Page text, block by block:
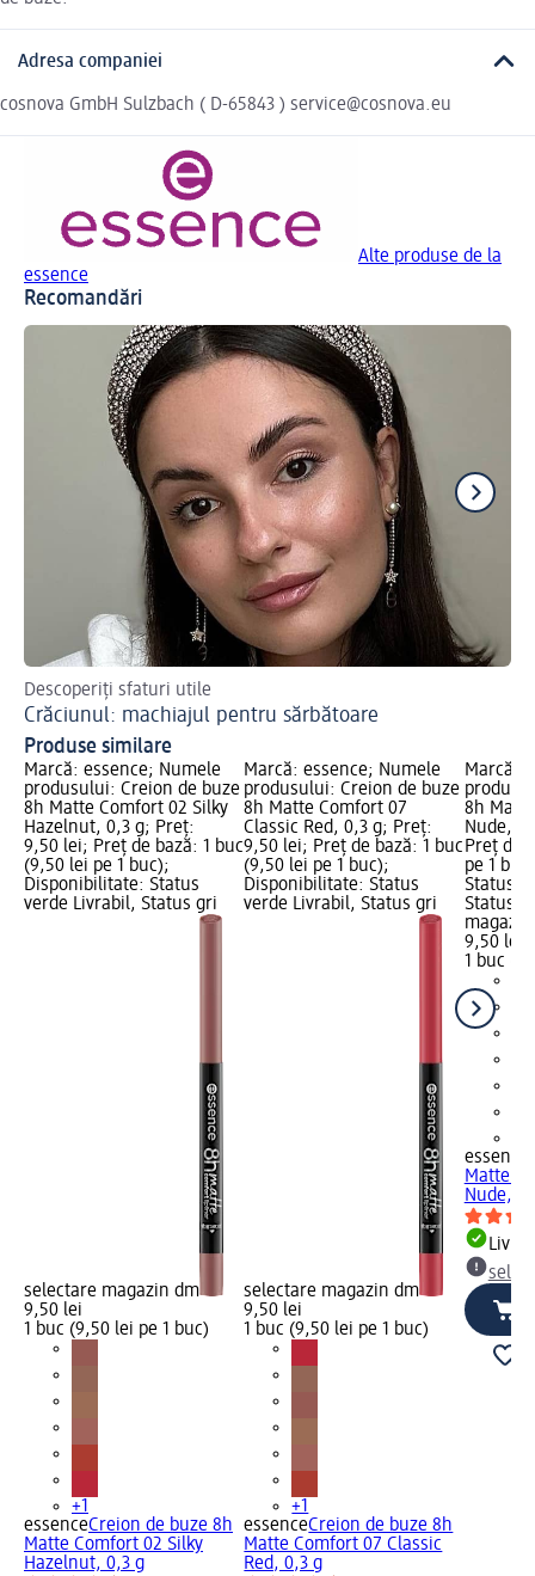
Adresa companiei
cosnova GmbH Sulzbach ( D-65843 ) service@cosnova.eu
Alte produse de la
essence
Recomandări
Descoperiți sfaturi utile
Crăciunul: machiajul pentru sărbătoare
Produse similare
Marcă: essence; Numele
produsului: Creion de buze
8h Matte Comfort 02 Silky
Hazelnut, 0,3 g; Preț:
9,50 lei; Preț de bază: 1 buc
(9,50 lei pe 1 buc);
Disponibilitate: Status
verde Livrabil, Status gri
selectare magazin dm
9,50 lei
1 buc (9,50 lei pe 1 buc)
+1
essenceCreion de buze 8h
Matte Comfort 02 Silky
Hazelnut, 0,3 g
Marcă: essence; Numele
produsului: Creion de buze
8h Matte Comfort 07
Classic Red, 0,3 g; Preț:
9,50 lei; Preț de bază: 1 buc
(9,50 lei pe 1 buc);
Disponibilitate: Status
verde Livrabil, Status gri
selectare magazin dm
9,50 lei
1 buc (9,50 lei pe 1 buc)
+1
essenceCreion de buze 8h
Matte Comfort 07 Classic
Red, 0,3 g
Marcă:
8h
Nude,
Preț de
pe 1
Status
Status
9,50 lei
1 buc
essence
Matte
Nude,